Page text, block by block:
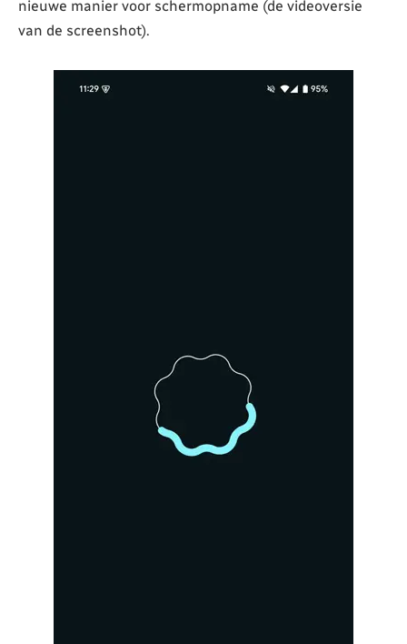
nieuwe manier voor schermopname (de videoversie
van de screenshot).